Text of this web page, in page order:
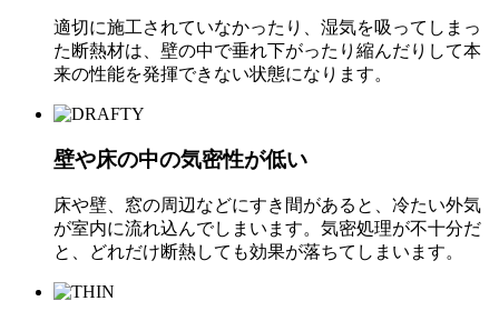
適切に施工されていなかったり、湿気を吸ってしまっ
た断熱材は、壁の中で垂れ下がったり縮んだりして本
来の性能を発揮できない状態になります。
壁や床の中の気密性が低い
床や壁、窓の周辺などにすき間があると、冷たい外気
が室内に流れ込んでしまいます。気密処理が不十分だ
と、どれだけ断熱しても効果が落ちてしまいます。